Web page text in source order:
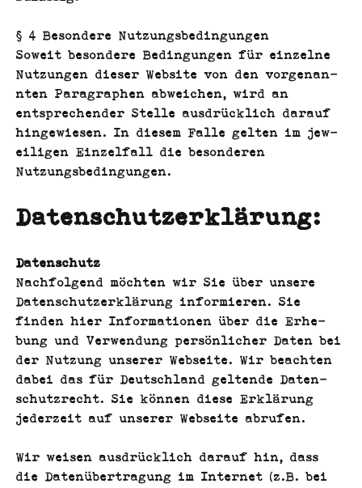
§ 4 Beson­dere Nutzungsbedingungen
Soweit beson­dere Bedin­gun­gen für einzelne
Nutzun­gen dieser Web­site von den vor­ge­nan­
nten Para­graphen abwe­ichen, wird an
entsprechen­der Stelle aus­drück­lich darauf
hingewiesen. In diesem Falle gel­ten im jew­
eili­gen Einzelfall die beson­deren
Nutzungsbedingungen.
Datenschutzerklärung:
Daten­schutz
Nach­fol­gend möcht­en wir Sie über unsere
Daten­schutzerk­lärung informieren. Sie
find­en hier Infor­ma­tio­nen über die Erhe­
bung und Ver­wen­dung per­sön­lich­er Dat­en bei
der Nutzung unser­er Web­seite. Wir beacht­en
dabei das für Deutsch­land gel­tende Daten­
schutzrecht. Sie kön­nen diese Erk­lärung
jed­erzeit auf unser­er Web­seite abrufen.
Wir weisen aus­drück­lich darauf hin, dass
die Datenüber­tra­gung im Inter­net (z.B. bei